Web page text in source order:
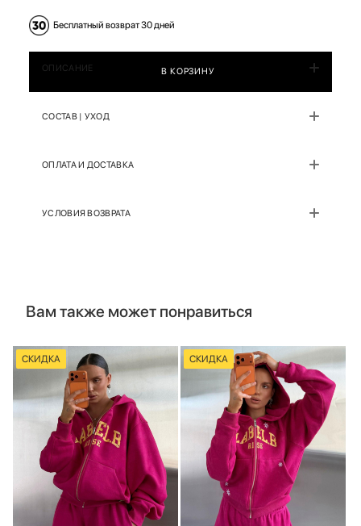
Бесплатный возврат 30 дней
В КОРЗИНУ
ОПИСАНИЕ
СОСТАВ | УХОД
ОПЛАТА И ДОСТАВКА
УСЛОВИЯ ВОЗВРАТА
Вам также может понравиться
СКИДКА СКИДКА